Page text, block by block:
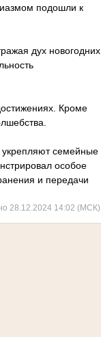
подошли к
дух новогодних
Кроме
укрепляют семейные
особое
и передачи
28.12.2024 14:02 (МСК)